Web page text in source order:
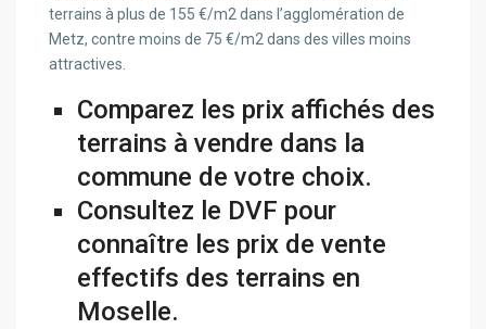
terrains à plus de 155 €/m2 dans l’agglomération de
Metz, contre moins de 75 €/m2 dans des villes moins
attractives.
Comparez les prix affichés des
terrains à vendre dans la
commune de votre choix.
Consultez le DVF pour
connaître les prix de vente
effectifs des terrains en
Moselle.